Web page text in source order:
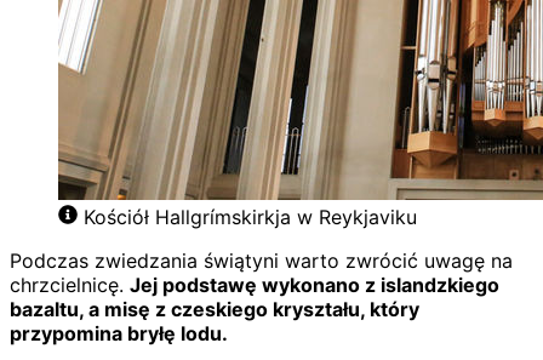
Kościół Hallgrímskirkja w Reykjaviku
Podczas zwiedzania świątyni warto zwrócić uwagę na
chrzcielnicę. Jej podstawę wykonano z islandzkiego
bazaltu, a misę z czeskiego kryształu, który
przypomina bryłę lodu.